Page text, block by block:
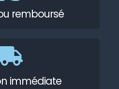
remboursé
immédiate